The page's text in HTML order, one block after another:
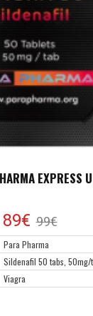
EXPRESS
89€ 99€
Para Pharma
Sildenafil 50 tabs, 50mg/
Viagra